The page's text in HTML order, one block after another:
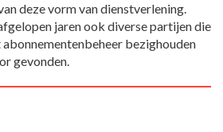
deze vorm van dienstverlening.
jaren ook diverse partijen die
bezighouden
gevonden.